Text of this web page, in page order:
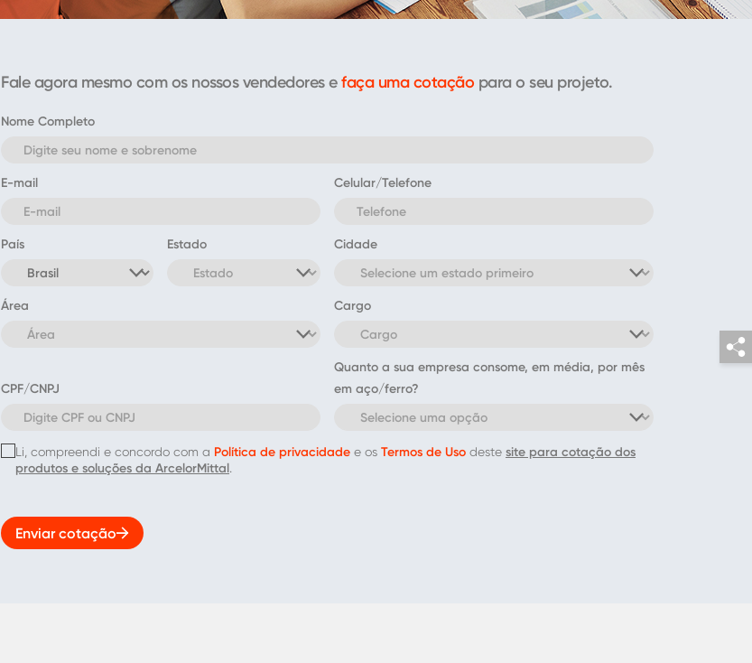
Fale agora mesmo com os nossos vendedores efaça uma cotação para o seu projeto.
Nome Completo
E-mail Celular/Telefone
País Estado Cidade
Área Cargo
CPF/CNPJ
Quanto a sua empresa consome, em média, por mês
em aço/ferro?
Li, compreendi e concordo com a Política de privacidade e os Termos de Uso deste site para cotação dos
produtos e soluções da ArcelorMittal.
Enviar cotação